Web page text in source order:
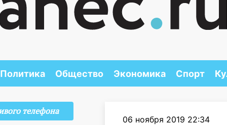
Политика Общество Экономика Спорт
06 ноября 2019 22:34
телефона